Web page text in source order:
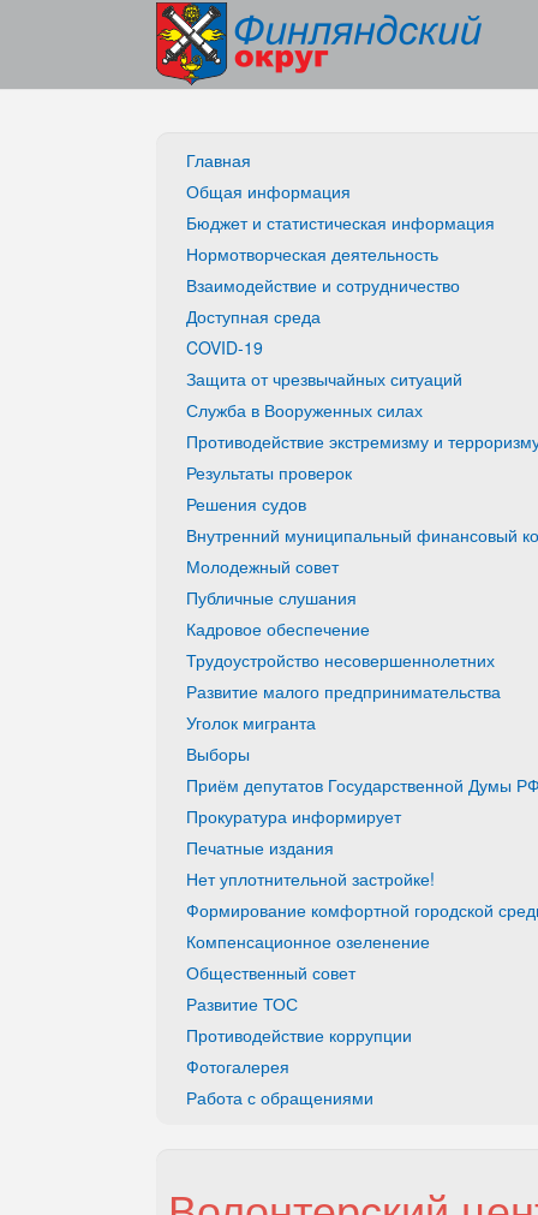
Главная
Общая информация
Бюджет и статистическая информация
Нормотворческая деятельность
Взаимодействие и сотрудничество
Доступная среда
COVID-19
Защита от чрезвычайных ситуаций
Служба в Вооруженных силах
Противодействие экстремизму и
Результаты проверок
Решения судов
Внутренний муниципальный финансовый
Молодежный совет
Публичные слушания
Кадровое обеспечение
Трудоустройство несовершеннолетних
Развитие малого предпринимательства
Уголок мигранта
Выборы
Приём депутатов Государственной Думы
Прокуратура информирует
Печатные издания
Нет уплотнительной застройке!
Формирование комфортной городской
Компенсационное озеленение
Общественный совет
Развитие ТОС
Противодействие коррупции
Фотогалерея
Работа с обращениями